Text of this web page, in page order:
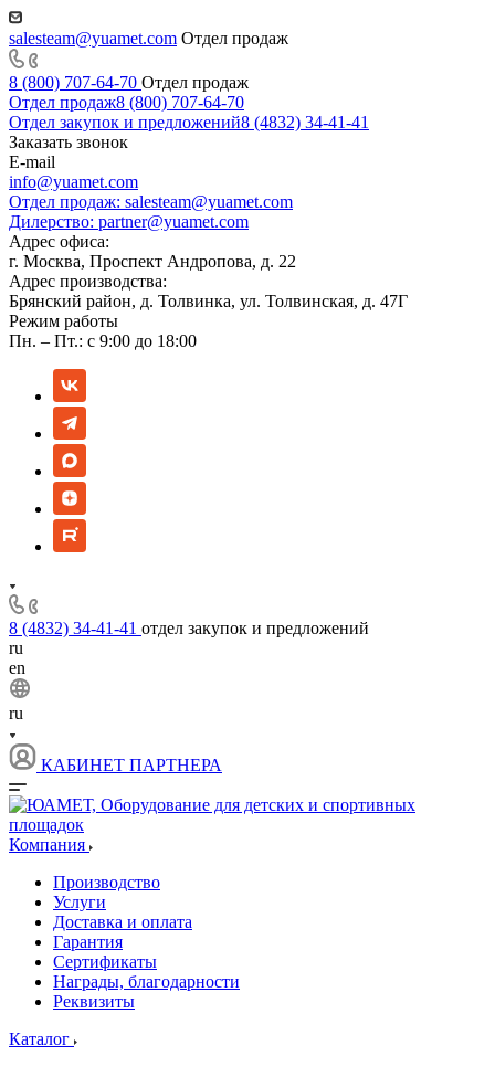
salesteam@yuamet.com Отдел продаж
8 (800) 707-64-70 Отдел продаж
Отдел продаж8 (800) 707-64-70
Отдел закупок и предложений8 (4832) 34-41-41
Заказать звонок
E-mail
info@yuamet.com
Отдел продаж: salesteam@yuamet.com
Дилерство: partner@yuamet.com
Адрес офиса:
г. Москва, Проспект Андропова, д. 22
Адрес производства:
Брянский район, д. Толвинка, ул. Толвинская, д. 47Г
Режим работы
Пн. – Пт.: с 9:00 до 18:00
8 (4832) 34-41-41 отдел закупок и предложений
ru
en
ru
КАБИНЕТ ПАРТНЕРА
Компания
Производство
Услуги
Доставка и оплата
Гарантия
Сертификаты
Награды, благодарности
Реквизиты
Каталог